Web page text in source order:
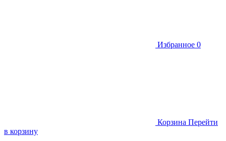
Избранное 0
Корзина Перейти
в корзину